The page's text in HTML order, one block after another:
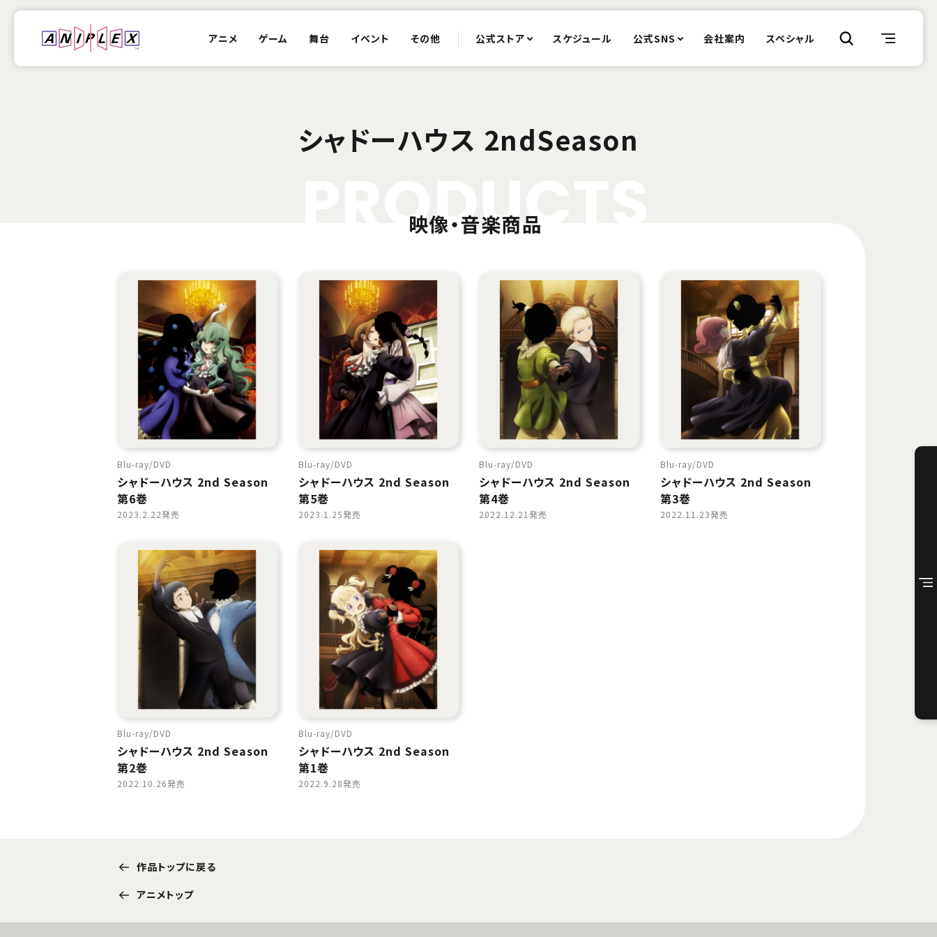
アニメ ゲーム 舞台 イベント その他 公式ストア スケジュール 公式SNS 会社案内 スペシャル
シャドーハウス 2ndSeason
ODUC
映像・音楽商品
Blu-ray DVD
シャドーハウス 2nd Season
第6巻
2023.2.22発売
Blu-ray DVD
シャドーハウス 2nd Season
第5巻
2023.1.25発売
Blu-ray DVD
シャドーハウス 2nd Season
第4巻
2022.12.21発売
Blu-ray DVD
シャドーハウス 2nd Season
第3巻
2022.11.23発売
Blu-ray DVD
シャドーハウス 2nd Season
第2巻
2022.10.26発売
Blu-ray DVD
シャドーハウス 2nd Season
第1巻
2022.9.28発売
作品トップに戻る
アニメトップ